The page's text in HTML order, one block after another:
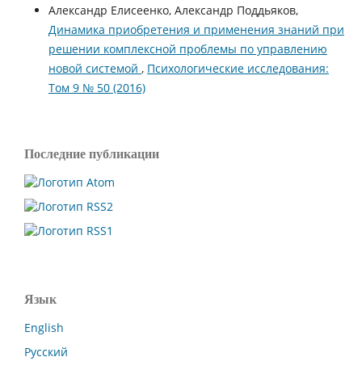
Александр Елисеенко, Александр Поддьяков,
Динамика приобретения и применения знаний при
решении комплексной проблемы по управлению
новой системой , Психологические исследования:
Том 9 № 50 (2016)
Последние публикации
Язык
English
Русский